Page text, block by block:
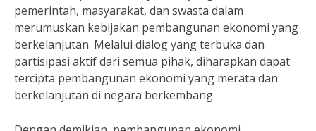
pemerintah, masyarakat, dan swasta dalam
merumuskan kebijakan pembangunan ekonomi yang
berkelanjutan. Melalui dialog yang terbuka dan
partisipasi aktif dari semua pihak, diharapkan dapat
tercipta pembangunan ekonomi yang merata dan
berkelanjutan di negara berkembang.